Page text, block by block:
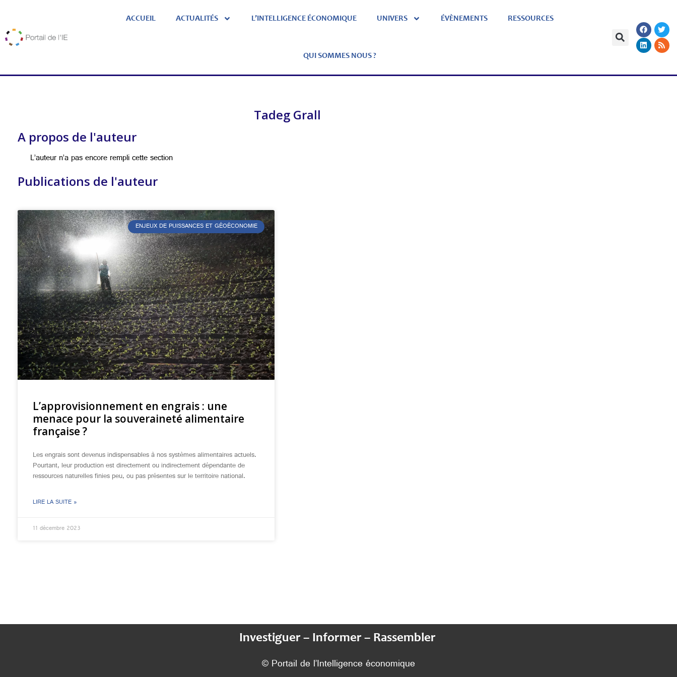
ACCUEIL ACTUALITÉS L’INTELLIGENCE ÉCONOMIQUE UNIVERS ÉVÈNEMENTS RESSOURCES
QUI SOMMES NOUS ?
Tadeg Grall
A propos de l'auteur
L’auteur n’a pas encore rempli cette section
Publications de l'auteur
ENJEUX DE PUISSANCES ET GÉOÉCONOMIE
L’approvisionnement en engrais : une
menace pour la souveraineté alimentaire
française ?
Les engrais sont devenus indispensables à nos systèmes alimentaires actuels.
Pourtant, leur production est directement ou indirectement dépendante de
ressources naturelles finies peu, ou pas présentes sur le territoire national.
LIRE LA SUITE »
11 décembre 2023
Investiguer – Informer – Rassembler
© Portail de l’Intelligence économique